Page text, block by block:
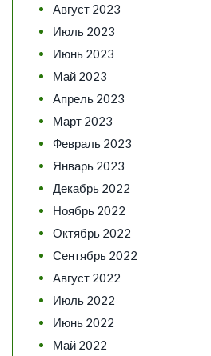
Август 2023
Июль 2023
Июнь 2023
Май 2023
Апрель 2023
Март 2023
Февраль 2023
Январь 2023
Декабрь 2022
Ноябрь 2022
Октябрь 2022
Сентябрь 2022
Август 2022
Июль 2022
Июнь 2022
Май 2022